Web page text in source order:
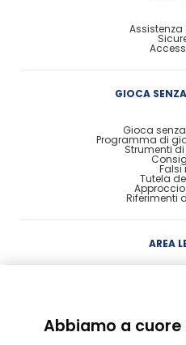
Assistenza
GIOCA
Gioca
Programma di
Strumenti
Falsi
Tutela
Riferimenti
AREA
Contratto di
Cookie
Abbiamo a